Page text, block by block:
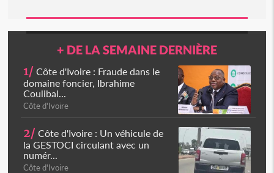
+ DE LA SEMAINE DERNIÈRE
1/ Côte d'Ivoire : Fraude dans le
domaine foncier, Ibrahime
Coulibal...
Côte d'Ivoire
2/ Côte d'Ivoire : Un véhicule de
la GESTOCI circulant avec un
numér...
Côte d'Ivoire